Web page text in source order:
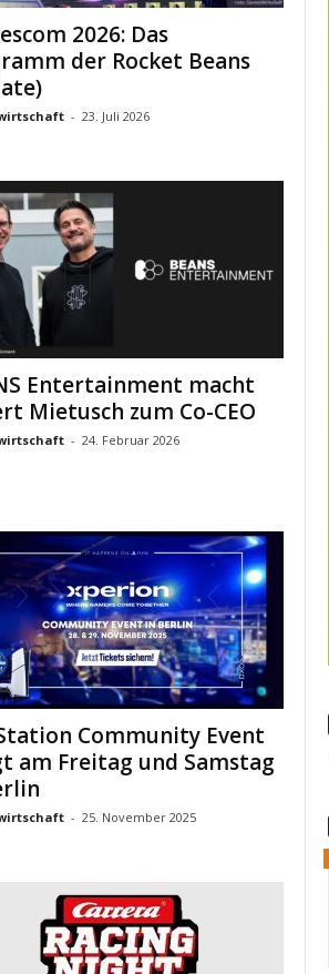
2026: Das
der Rocket Beans
- 23. Juli 2026
Entertainment macht
Mietusch zum Co-CEO
- 24. Februar 2026
Community Event
am Freitag und Samstag
- 25. November 2025